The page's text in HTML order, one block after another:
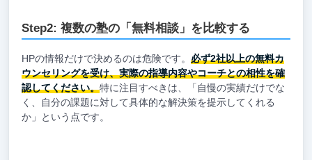
Step2: 複数の塾の「無料相談」を比較する
HPの情報だけで決めるのは危険です。 必ず2社以上の無料カ
ウンセリングを受け、実際の指導内容やコーチとの相性を確
認してください。特に注目すべきは、「自慢の実績だけでな
く、自分の課題に対して具体的な解決策を提示してくれる
か」という点です。